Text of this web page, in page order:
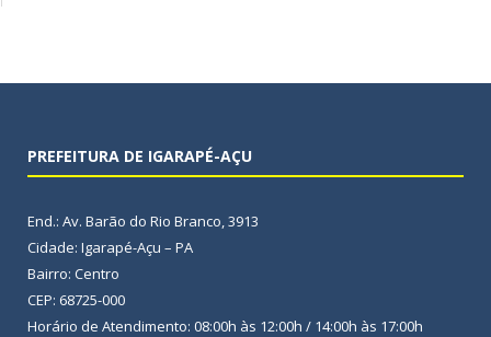
PREFEITURA DE IGARAPÉ-AÇU
End.: Av. Barão do Rio Branco, 3913
Cidade: Igarapé-Açu – PA
Bairro: Centro
CEP: 68725-000
Horário de Atendimento: 08:00h às 12:00h / 14:00h às 17:00h